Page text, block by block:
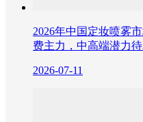
2026年中国定妆喷雾
费主力，中高端潜力
2026-07-11